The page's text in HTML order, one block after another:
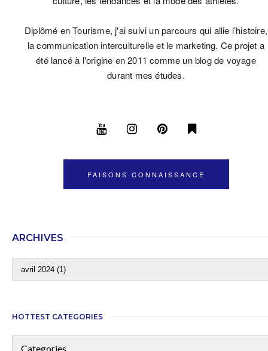
Diplômé en Tourisme, j'ai suivi un parcours qui allie l’histoire,
la communication interculturelle et le marketing. Ce projet a
été lancé à l'origine en 2011 comme un blog de voyage
durant mes études.
FAISONS CONNAISSANCE
ARCHIVES
HOTTEST CATEGORIES